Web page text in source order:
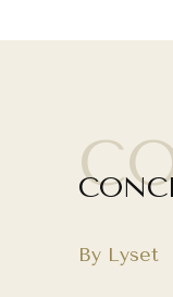
By Lyset